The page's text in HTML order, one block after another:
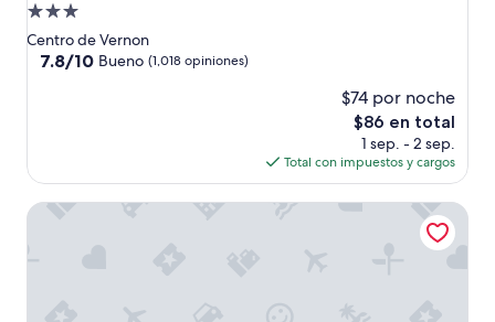
Propiedad
de
3.0
Centro de Vernon
7.8
7.8/10 Bueno (1,018 opiniones)
$74 por noche
El
precio
actual
es
de
$86 en total
1 sep. - 2 sep.
Total con impuestos y cargos
Silver Star Motel